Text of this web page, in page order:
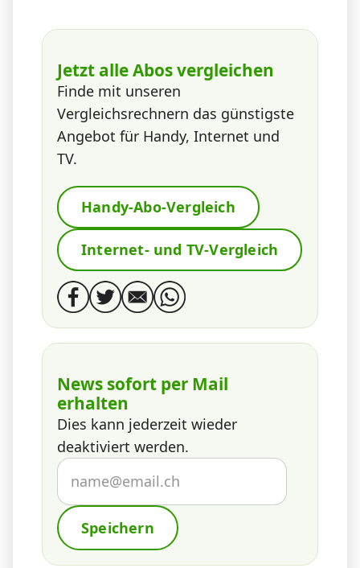
Jetzt alle Abos vergleichen
Finde mit unseren
Vergleichsrechnern das günstigste
Angebot für Handy, Internet und
TV.
Handy-Abo-Vergleich
Internet- und TV-Vergleich
News sofort per Mail
erhalten
Dies kann jederzeit wieder
deaktiviert werden.
Speichern